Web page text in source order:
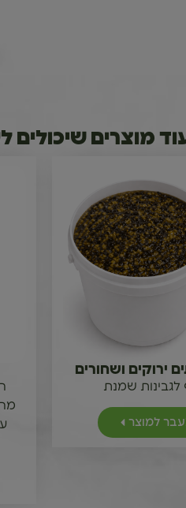
מוצרים שיכולים
ירוקים ושחורים
לגבינות שמנת
למוצר